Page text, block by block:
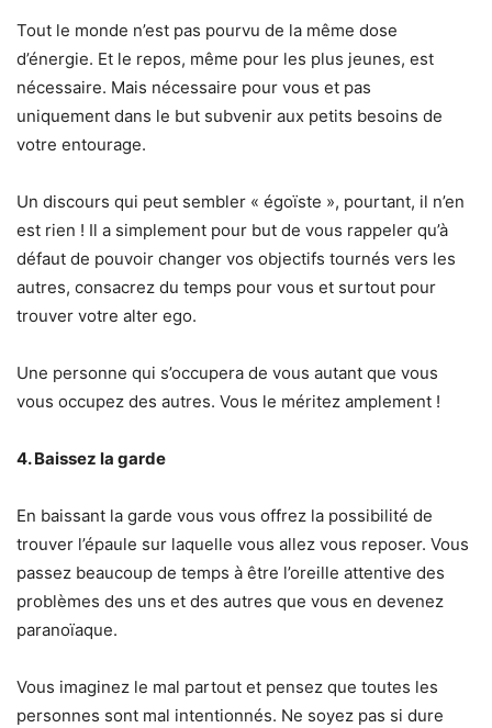
Tout le monde n’est pas pourvu de la même dose
d’énergie. Et le repos, même pour les plus jeunes, est
nécessaire. Mais nécessaire pour vous et pas
uniquement dans le but subvenir aux petits besoins de
votre entourage.
Un discours qui peut sembler « égoïste », pourtant, il n’en
est rien ! Il a simplement pour but de vous rappeler qu’à
défaut de pouvoir changer vos objectifs tournés vers les
autres, consacrez du temps pour vous et surtout pour
trouver votre alter ego.
Une personne qui s’occupera de vous autant que vous
vous occupez des autres. Vous le méritez amplement !
4. Baissez la garde
En baissant la garde vous vous offrez la possibilité de
trouver l’épaule sur laquelle vous allez vous reposer. Vous
passez beaucoup de temps à être l’oreille attentive des
problèmes des uns et des autres que vous en devenez
paranoïaque.
Vous imaginez le mal partout et pensez que toutes les
personnes sont mal intentionnés. Ne soyez pas si dure